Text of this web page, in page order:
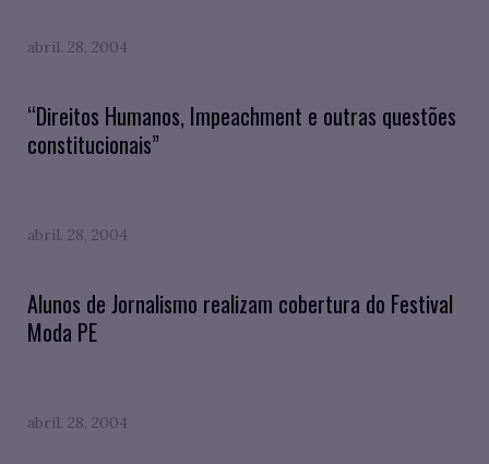
abril. 28, 2004
“Direitos Humanos, Impeachment e outras questões
constitucionais”
abril. 28, 2004
Alunos de Jornalismo realizam cobertura do Festival
Moda PE
abril. 28, 2004